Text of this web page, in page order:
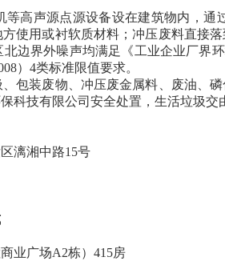
高声源点源设备设在建筑物内，
使用或衬软质材料；冲压废料直接
边界外噪声均满足《工业企业厂界
）4类标准限值要求。
包装废物、冲压废金属料、废油、
科技有限公司安全处置，生活垃圾
漓湘中路15号
业广场A2栋）415房